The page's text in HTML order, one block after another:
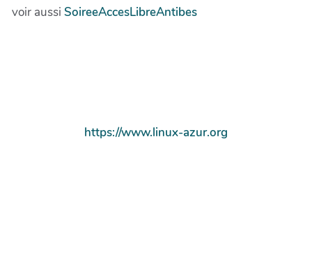
voir aussi SoireeAccesLibreAntibes
https://www.linux-azur.org